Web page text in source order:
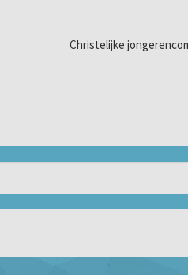
Christelijke